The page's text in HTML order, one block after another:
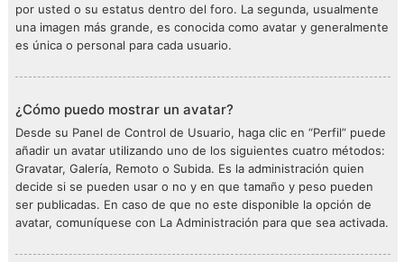
por usted o su estatus dentro del foro. La segunda, usualmente
una imagen más grande, es conocida como avatar y generalmente
es única o personal para cada usuario.
¿Cómo puedo mostrar un avatar?
Desde su Panel de Control de Usuario, haga clic en “Perfil” puede
añadir un avatar utilizando uno de los siguientes cuatro métodos:
Gravatar, Galería, Remoto o Subida. Es la administración quien
decide si se pueden usar o no y en que tamaño y peso pueden
ser publicadas. En caso de que no este disponible la opción de
avatar, comuníquese con La Administración para que sea activada.